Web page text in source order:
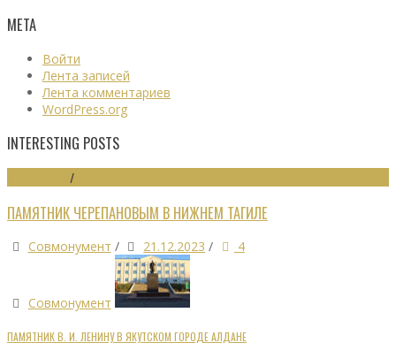
МЕТА
Войти
Лента записей
Лента комментариев
WordPress.org
INTERESTING POSTS
/
ПАМЯТНИК ЧЕРЕПАНОВЫМ В НИЖНЕМ ТАГИЛЕ
Совмонумент / 21.12.2023 / 4
Совмонумент
ПАМЯТНИК В. И. ЛЕНИНУ В ЯКУТСКОМ ГОРОДЕ АЛДАНЕ